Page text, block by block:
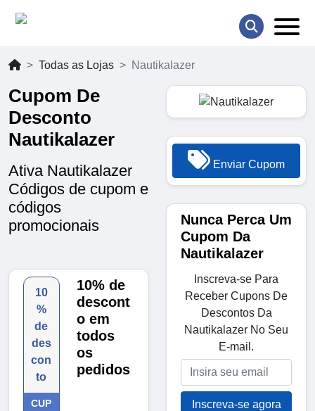
Todas as Lojas Nautikalazer
Cupom De
Desconto
Nautikalazer
Ativa Nautikalazer
Códigos de cupom e
códigos
promocionais
10
%
de
des
con
to
CUP
10% de
descont
o em
todos
os
pedidos
Enviar Cupom
Nunca Perca Um
Cupom Da
Nautikalazer
Inscreva-se Para
Receber Cupons De
Descontos Da
Nautikalazer No Seu
E-mail.
Inscreva-se agora